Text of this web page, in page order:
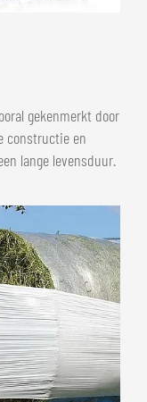
gekenmerkt door
constructie en
lange levensduur.